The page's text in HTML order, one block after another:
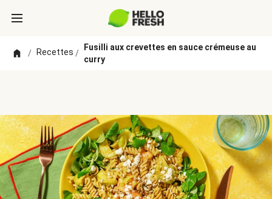
/ Recettes /
Fusilli aux crevettes en sauce crémeuse au
curry